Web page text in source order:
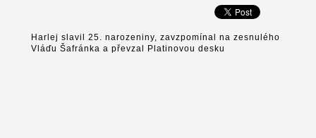
Harlej slavil 25. narozeniny, zavzpomínal na zesnulého
Vláďu Šafránka a převzal Platinovou desku